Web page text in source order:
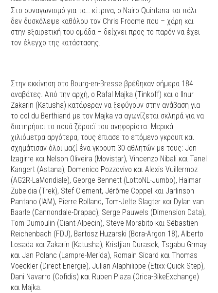
Στο συναγωνισμό για τα… κίτρινα, ο Nairo Quintana και πάλι
δεν δυσκόλεψε καθόλου τον Chris Froome που – χάρη και
στην εξαιρετική του ομάδα – δείχνει προς το παρόν να έχει
τον έλεγχο της κατάστασης.
Στην εκκίνηση στο Bourg-en-Bresse βρέθηκαν σήμερα 184
αναβάτες. Από την αρχή, ο Rafal Majka (Tinkoff) και ο Ilnur
Zakarin (Katusha) κατάφεραν να ξεφύγουν στην ανάβαση για
το col du Berthiand με τον Majka να αγωνίζεται σκληρά για να
διατηρήσει το πουά ζέρσεϊ του ανηφορίστα. Μερικά
χιλιόμετρα αργότερα, τους έπιασε το επόμενο γκρουπ και
σχημάτισαν όλοι μαζί ένα γκρουπ 30 αθλητών με τους: Jon
Izagirre και Nelson Oliveira (Movistar), Vincenzo Nibali και Tanel
Kangert (Astana), Domenico Pozzovivo και Alexis Vuillermoz
(AG2R-LaMondiale), George Bennett (LottoNL-Jumbo), Haimar
Zubeldia (Trek), Stef Clement, Jérôme Coppel και Jarlinson
Pantano (IAM), Pierre Rolland, Tom-Jelte Slagter και Dylan van
Baarle (Cannondale-Drapac), Serge Pauwels (Dimension Data),
Tom Dumoulin (Giant-Alpecin), Steve Morabito και Sébastien
Reichenbach (FDJ), Bartosz Huzarski (Bora-Argon 18), Alberto
Losada και Zakarin (Katusha), Kristjian Durasek, Tsgabu Grmay
και Jan Polanc (Lampre-Merida), Romain Sicard και Thomas
Voeckler (Direct Energie), Julian Alaphilippe (Etixx-Quick Step),
Dani Navarro (Cofidis) και Ruben Plaza (Orica-BikeExchange)
και Majka.